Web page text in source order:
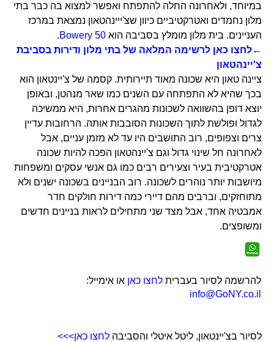
במיוחד, ולאחרונה החלה להתפתח ואפשר למצוא בה כבר בתי
מלון נחמדים ואטרקטיביים כיוון שצ'ייינהטאון נמצאת במרכז
העניינים. בית מלון מומלץ בסביבה הוא 50 Bowery
.
←לחצו כאן לרשימה המלאה של בתי מלון ודירות בסביבת
צ'יינהטאון
ציינה טאון היא שכונה מאוד תיירותית. קסמה של צ'יינטאון הוא
בכך שהיא לא התפתחה עם השנים כמו שאר מנהטן, ובאופן
יוצא דופן בהשוואה לשכונות מהגרים אחרות, היא ממשיכה
לגדול ופולשת לתוך השכונות הסובבות אותה. הרחובות עדיין
צרים וצפופים, רוב התושבים היו עד לא מזמן עניים, אבל
לאחרונה חל שינוי גדול וגם צ'יינהטאון הפכה להיות שכונה
אטרקטיבית בעיר וצעירים רבים כמו גם אנשי עסקים ומשפחות
מיושבות יותר נוהרים לשכונה. רוב הבניינים בשכונה ישנים ולא
מתוחזקים, וברבים מהם דיירי כמה דירות חולקים חדר
אמבטיה אחד, אבל מצד שני מתחילים לראות בניינים חדשים
ומשופצים.
להרשמה לסיור בעברית לחצו כאן או אימייל:
info@GoNY.co.il
לסיור בצ'יינטאון, ליטל איטלי והסביבה לחצו כאן>>>